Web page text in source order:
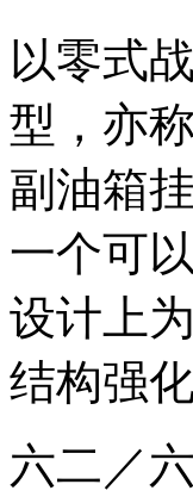
以零式
型，亦
副油箱
一个可
设计上
结构强
六二／